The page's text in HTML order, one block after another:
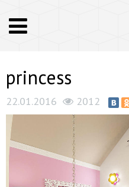
princess
22.01.2016 2012